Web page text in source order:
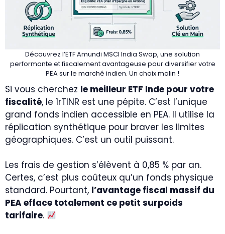
Découvrez l’ETF Amundi MSCI India Swap, une solution
performante et fiscalement avantageuse pour diversifier votre
PEA sur le marché indien. Un choix malin !
Si vous cherchez le meilleur ETF Inde pour votre
fiscalité, le 1rTINR est une pépite. C’est l’unique
grand fonds indien accessible en PEA. Il utilise la
réplication synthétique pour braver les limites
géographiques. C’est un outil puissant.
Les frais de gestion s’élèvent à 0,85 % par an.
Certes, c’est plus coûteux qu’un fonds physique
standard. Pourtant, l’avantage fiscal massif du
PEA efface totalement ce petit surpoids
tarifaire.